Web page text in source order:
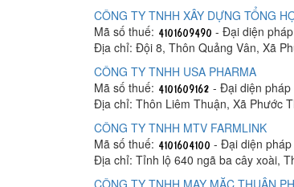
CÔNG TY TNHH XÂY DỰNG TỔNG
Mã số thuế:
- Đại diện
Địa chỉ: Đội 8, Thôn Quảng Vân, Xã
CÔNG TY TNHH USA PHARMA
Mã số thuế:
- Đại diện pháp
Địa chỉ: Thôn Liêm Thuận, Xã Phước
CÔNG TY TNHH MTV FARMLINK
Mã số thuế:
- Đại diện pháp
Địa chỉ: Tỉnh lộ 640 ngã ba cây xoài,